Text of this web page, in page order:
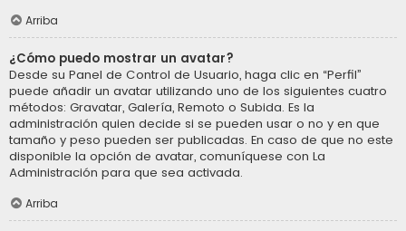
Arriba
¿Cómo puedo mostrar un avatar?
Desde su Panel de Control de Usuario, haga clic en “Perfil”
puede añadir un avatar utilizando uno de los siguientes cuatro
métodos: Gravatar, Galería, Remoto o Subida. Es la
administración quien decide si se pueden usar o no y en que
tamaño y peso pueden ser publicadas. En caso de que no este
disponible la opción de avatar, comuníquese con La
Administración para que sea activada.
Arriba